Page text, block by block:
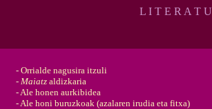
L I T E R A T
- Orrialde nagusira itzuli
- Maiatz aldizkaria
-Ale honen aurkibidea
-Ale honi buruzkoak (azalaren irudia eta fitxa)